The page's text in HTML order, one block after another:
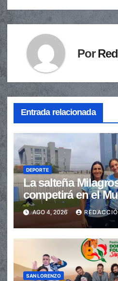
entradas
Por
Entrada relacionada
DEPORTE
La salteña
competirá en el
Atletismo
AGO 4, 2026
SAN LORENZO